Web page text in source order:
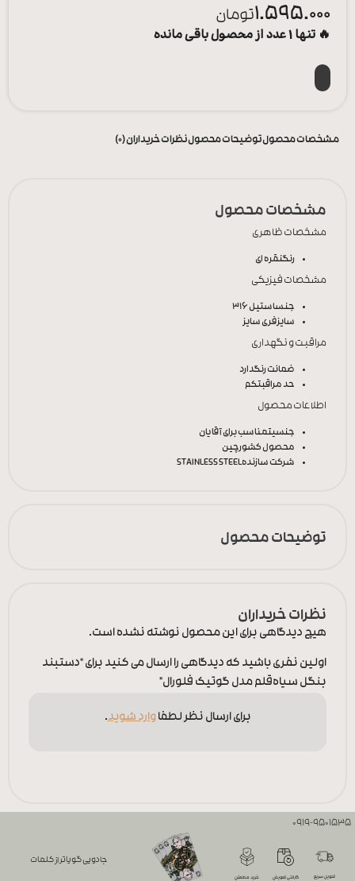
1.595.000تومان
🔥 تنها 1 عدد از محصول باقی مانده
مشخصات محصولتوضیحات محصولنظرات خریداران (0)
مشخصات محصول
مشخصات ظاهری
رنگنقره ای
مشخصات فیزیکی
جنساستیل 316
سایزفری سایز
مراقبت و نگهداری
ضمانت رنگدارد
حد مراقبتکم
اطلاعات محصول
جنسیتمناسب برای آقایان
محصول کشورچین
شرکت سازندهSTAINLESS STEEL
توضیحات محصول
نظرات خریداران
هیچ دیدگاهی برای این محصول نوشته نشده است.
اولین نفری باشید که دیدگاهی را ارسال می کنید برای “دستبند
بنگل سیاه‌قلم مدل گوتیک فلورال”
برای ارسال نظر لطفاوارد شوید.
0919-9501535
تحویل سریع گارانتی تعویض خرید مطمئن
جادویی گویاتر از کلمات